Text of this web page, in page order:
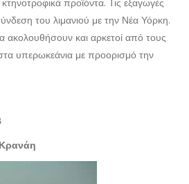
προϊόντα. Τις εξαγωγές
του λιμανιού με την Νέα Υόρκη.
ακολουθήσουν και αρκετοί από τους
υπερωκεάνια με προορισμό την